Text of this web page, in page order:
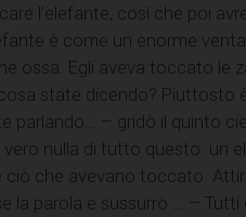
l’elefante, così che poi
è come un enorme
ossa. Egli aveva toccato le
state dicendo? Piuttosto
– gridò il quinto
nulla di tutto questo: un
che avevano toccato.
la parola e sussurrò … –